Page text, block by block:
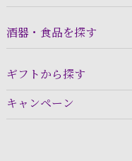
酒器・食品を探す
ギフトから探す
キャンペーン